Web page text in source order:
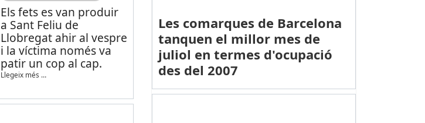
Els fets es van produir
a Sant Feliu de
Llobregat ahir al vespre
i la víctima només va
patir un cop al cap.
Llegeix més …
Les comarques de Barcelona
tanquen el millor mes de
juliol en termes d'ocupació
des del 2007